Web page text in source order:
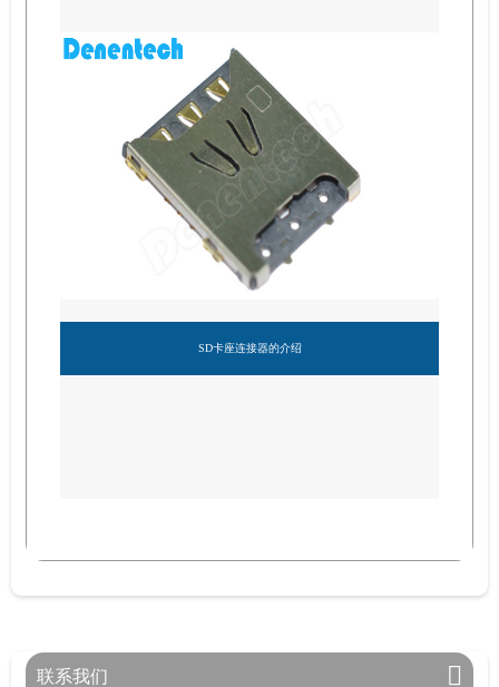
SD卡座连接器的介绍
联系我们